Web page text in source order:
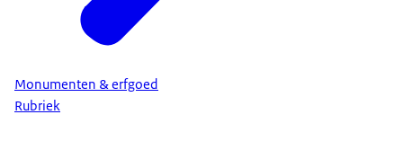
Monumenten & erfgoed
Rubriek